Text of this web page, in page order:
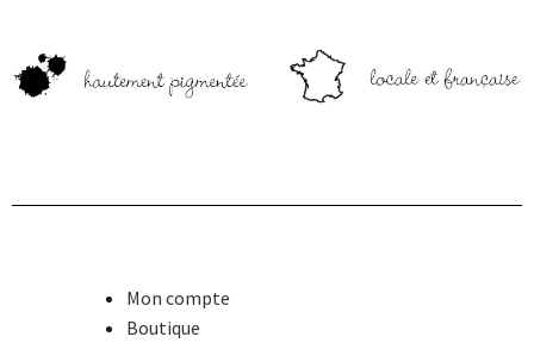
Mon compte
Boutique